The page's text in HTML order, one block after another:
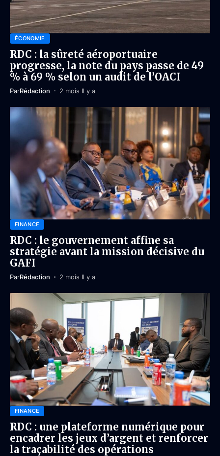
ÉCONOMIE
RDC : la sûreté aéroportuaire
progresse, la note du pays passe de 49
% à 69 % selon un audit de l’OACI
ParRédaction 2 mois Il y a
FINANCE
RDC : le gouvernement affine sa
stratégie avant la mission décisive du
GAFI
ParRédaction 2 mois Il y a
FINANCE
RDC : une plateforme numérique pour
encadrer les jeux d’argent et renforcer
la traçabilité des opérations